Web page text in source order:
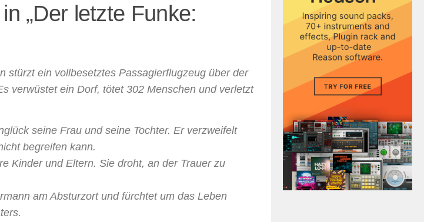
„Der letzte Funke:
stürzt ein vollbesetztes Passagierflugzeug über der
verwüstet ein Dorf, tötet 302 Menschen und verletzt
seine Frau und seine Tochter. Er verzweifelt
begreifen kann.
Kinder und Eltern. Sie droht, an der Trauer zu
am Absturzort und fürchtet um das Leben